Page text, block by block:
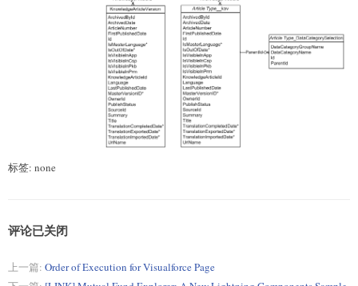
标签: none
评论已关闭
上一篇: Order of Execution for Visualforce Page